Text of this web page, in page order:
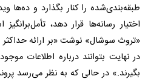
طبقه‌بندی‌شده را کنار بگذارد و ده‌ها
اختیار رسانه‌ها قرار دهد،
«تروث سوشال» نوشت «بر ارائه حداکثر
در نهایت بتوانند درباره اطلاعات
بگیرند.» در حالی که به نظر می‌رسد